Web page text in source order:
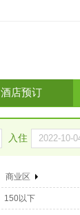
酒店预订
入住
商业区
150以下